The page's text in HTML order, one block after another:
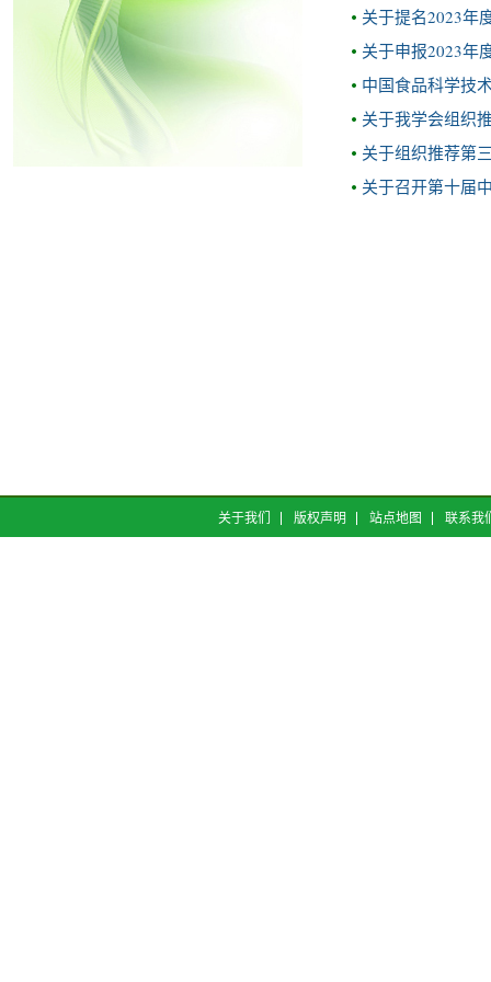
关于提名2023年
关于申报2023年
中国食品科学技
关于我学会组织
关于组织推荐第
关于召开第十届
关于我们 版权声明 站点地图 联系我